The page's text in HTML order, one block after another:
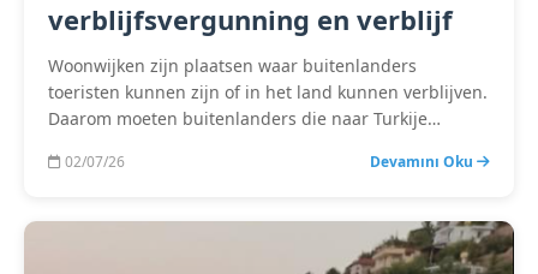
verblijfsvergunning en verblijf
Woonwijken zijn plaatsen waar buitenlanders
toeristen kunnen zijn of in het land kunnen verblijven.
Daarom moeten buitenlanders die naar Turkije…
02/07/26 Devamını Oku